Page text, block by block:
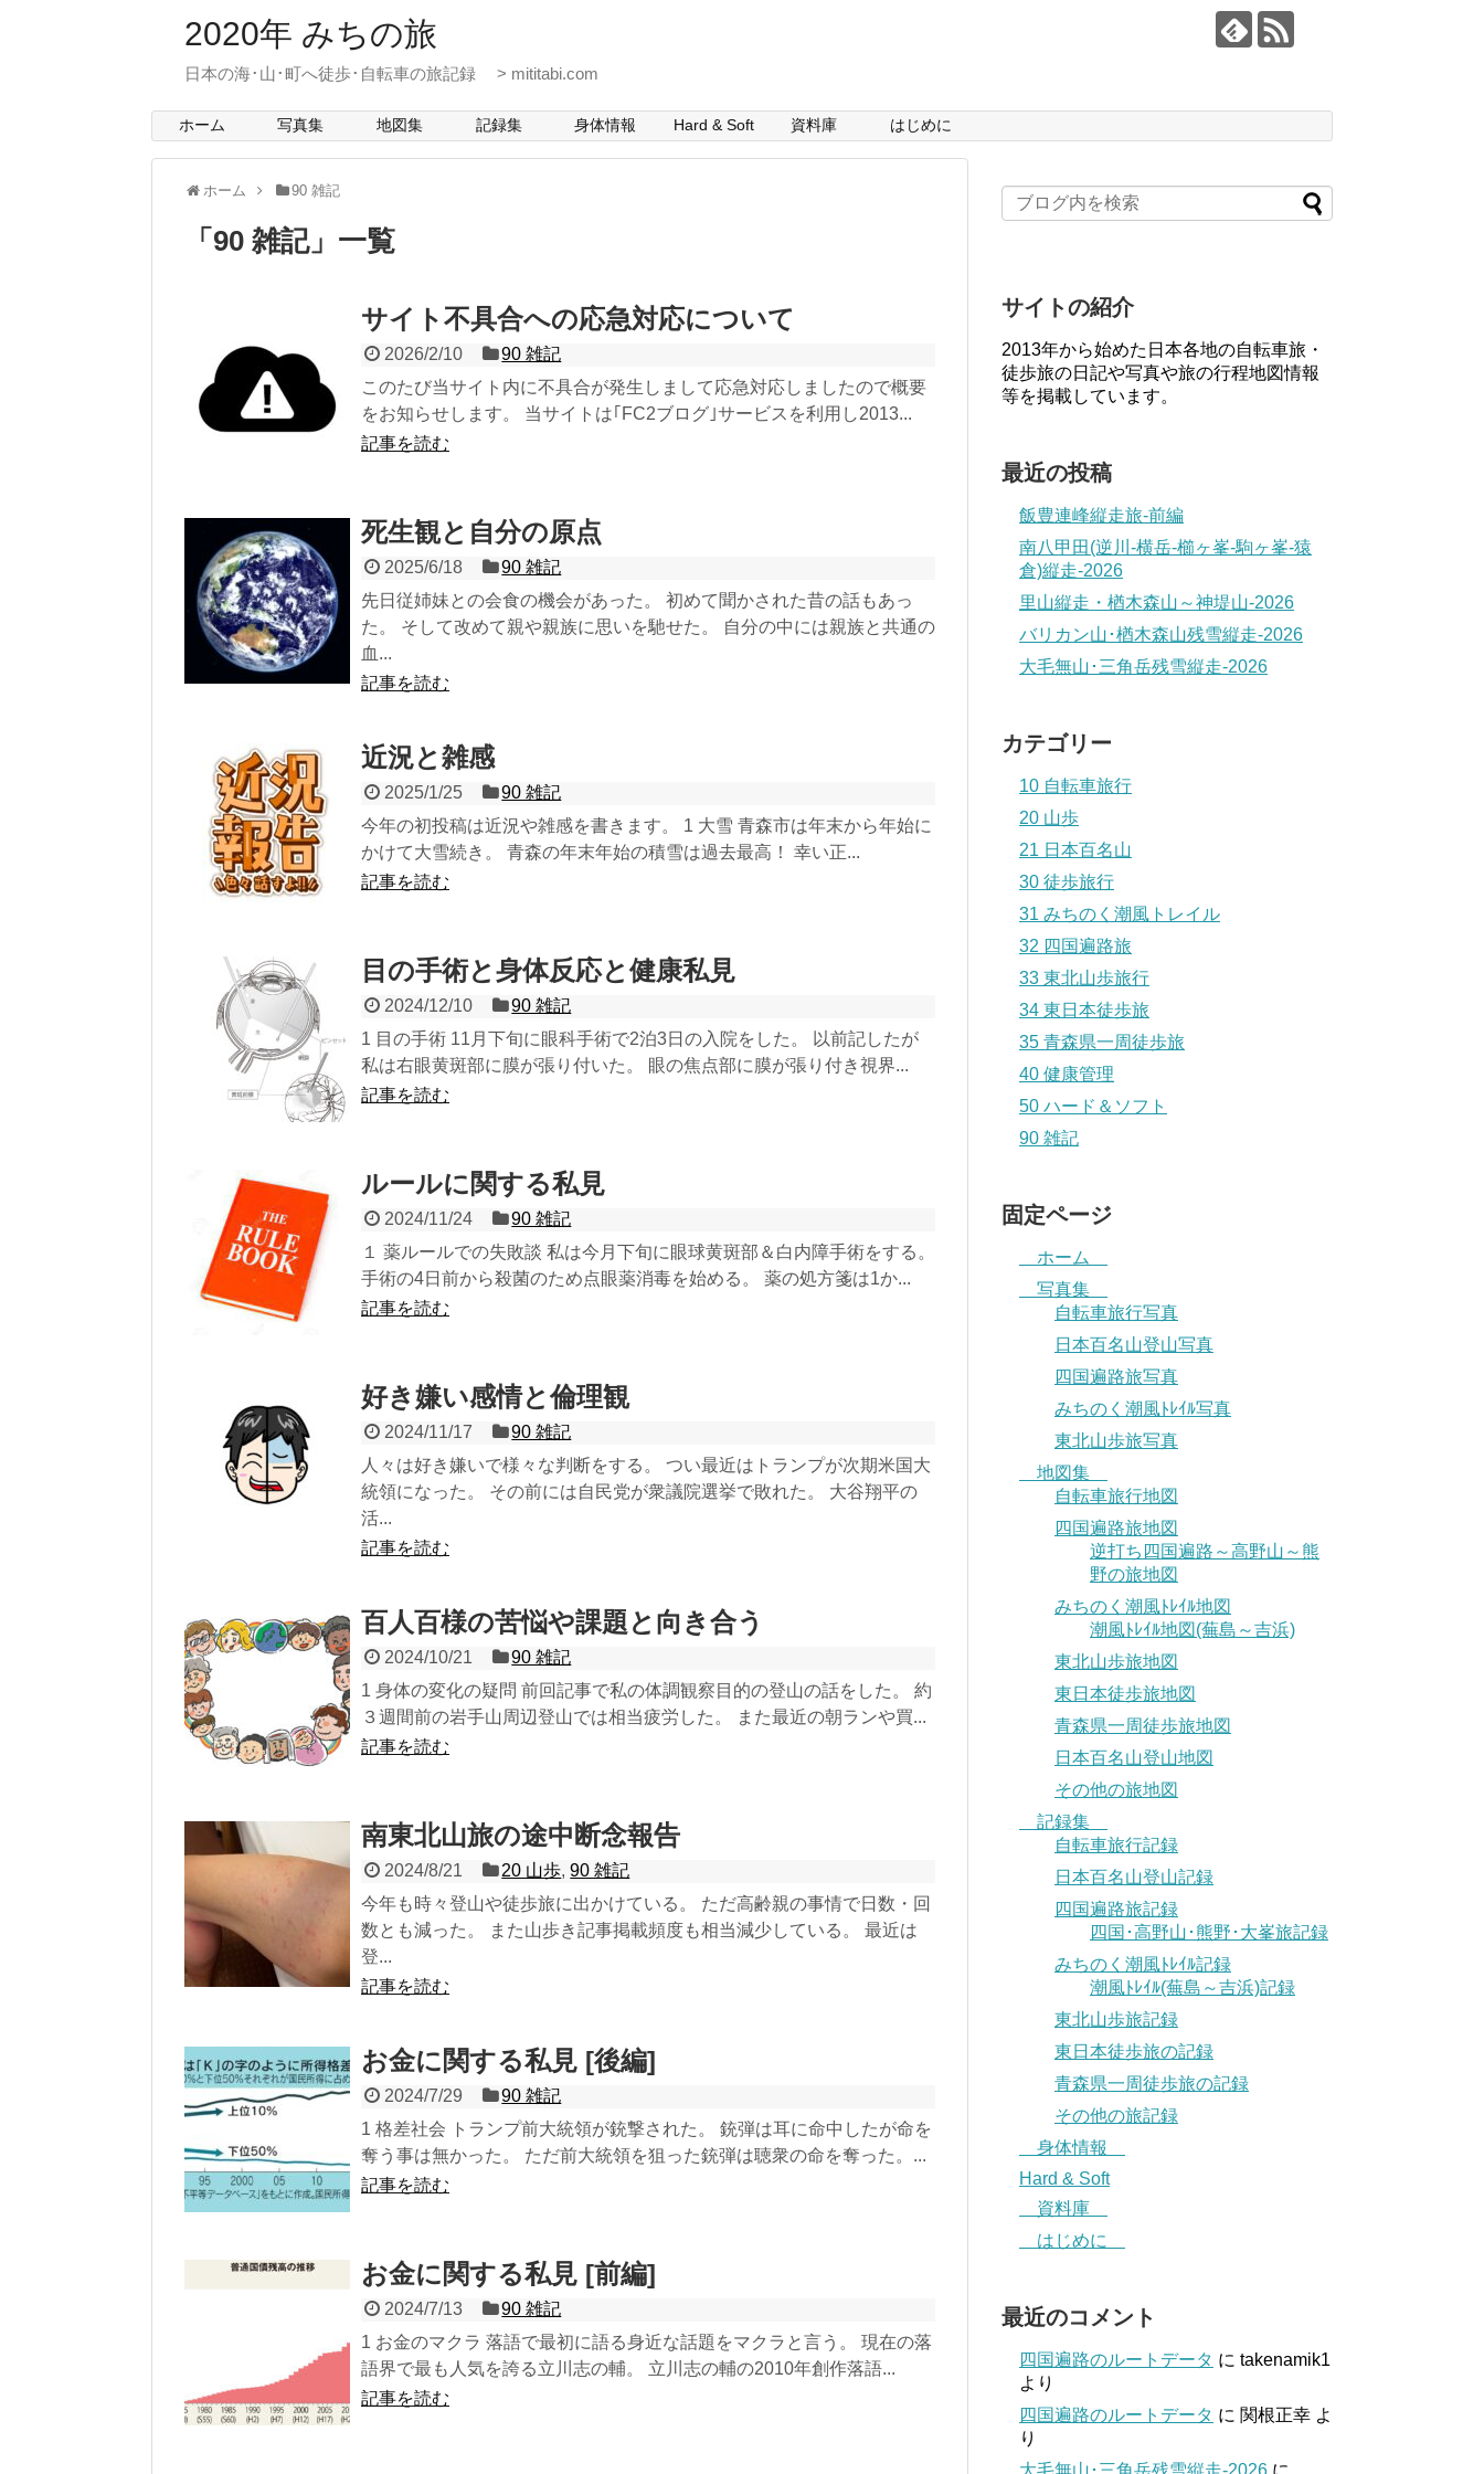
2020年 みちの旅
日本の海･山･町へ徒歩･自転車の旅記録 > mititabi.com
ホーム 写真集 地図集 記録集 身体情報 Hard & Soft 資料庫 はじめに
ホーム 90 雑記
「 90 雑記」 一覧
サイト不具合への応急対応について
2026/2/10
90 雑記
このたび当サイト内に不具合が発生しまして応急対応しましたので概要
をお知らせします。 当サイトは｢FC2ブログ｣サービスを利用し2013...
記事を読む
死生観と自分の原点
2025/6/18
90 雑記
先日従姉妹との会食の機会があった。 初めて聞かされた昔の話もあっ
た。 そして改めて親や親族に思いを馳せた。 自分の中には親族と共通の
血...
記事を読む
近況と雑感
2025/1/25
90 雑記
今年の初投稿は近況や雑感を書きます。 1 大雪 青森市は年末から年始に
かけて大雪続き。 青森の年末年始の積雪は過去最高！ 幸い正...
記事を読む
目の手術と身体反応と健康私見
2024/12/10
90 雑記
1 目の手術 11月下旬に眼科手術で2泊3日の入院をした。 以前記したが
私は右眼黄斑部に膜が張り付いた。 眼の焦点部に膜が張り付き視界...
記事を読む
ルールに関する私見
2024/11/24
90 雑記
１ 薬ルールでの失敗談 私は今月下旬に眼球黄斑部＆白内障手術をする。
手術の4日前から殺菌のため点眼薬消毒を始める。 薬の処方箋は1か...
記事を読む
好き嫌い感情と倫理観
2024/11/17
90 雑記
人々は好き嫌いで様々な判断をする。 つい最近はトランプが次期米国大
統領になった。 その前には自民党が衆議院選挙で敗れた。 大谷翔平の
活...
記事を読む
百人百様の苦悩や課題と向き合う
2024/10/21
90 雑記
1 身体の変化の疑問 前回記事で私の体調観察目的の登山の話をした。 約
３週間前の岩手山周辺登山では相当疲労した。 また最近の朝ランや買...
記事を読む
南東北山旅の途中断念報告
2024/8/21 20 山歩,90 雑記
今年も時々登山や徒歩旅に出かけている。 ただ高齢親の事情で日数・回
数とも減った。 また山歩き記事掲載頻度も相当減少している。 最近は
登...
記事を読む
お金に関する私見 [後編]
2024/7/29
90 雑記
1 格差社会 トランプ前大統領が銃撃された。 銃弾は耳に命中したが命を
奪う事は無かった。 ただ前大統領を狙った銃弾は聴衆の命を奪った。...
記事を読む
お金に関する私見 [前編]
2024/7/13
90 雑記
1 お金のマクラ 落語で最初に語る身近な話題をマクラと言う。 現在の落
語界で最も人気を誇る立川志の輔。 立川志の輔の2010年創作落語...
記事を読む
サイトの紹介
2013年から始めた日本各地の自転車旅・
徒歩旅の日記や写真や旅の行程地図情報
等を掲載しています。
最近の投稿
飯豊連峰縦走旅-前編
南八甲田(逆川-横岳-櫛ヶ峯-駒ヶ峯-猿
倉)縦走-2026
里山縦走・楢木森山～神堤山-2026
バリカン山･楢木森山残雪縦走-2026
大毛無山･三角岳残雪縦走-2026
カテゴリー
10 自転車旅行
20 山歩
21 日本百名山
30 徒歩旅行
31 みちのく潮風トレイル
32 四国遍路旅
33 東北山歩旅行
34 東日本徒歩旅
35 青森県一周徒歩旅
40 健康管理
50 ハード＆ソフト
90 雑記
固定ページ
ホーム
写真集
自転車旅行写真
日本百名山登山写真
四国遍路旅写真
みちのく潮風ﾄﾚｲﾙ写真
東北山歩旅写真
地図集
自転車旅行地図
四国遍路旅地図
逆打ち四国遍路～高野山～熊
野の旅地図
みちのく潮風ﾄﾚｲﾙ地図
潮風ﾄﾚｲﾙ地図(蕪島～吉浜)
東北山歩旅地図
東日本徒歩旅地図
青森県一周徒歩旅地図
日本百名山登山地図
その他の旅地図
記録集
自転車旅行記録
日本百名山登山記録
四国遍路旅記録
四国･高野山･熊野･大峯旅記録
みちのく潮風ﾄﾚｲﾙ記録
潮風ﾄﾚｲﾙ(蕪島～吉浜)記録
東北山歩旅記録
東日本徒歩旅の記録
青森県一周徒歩旅の記録
その他の旅記録
身体情報
Hard & Soft
資料庫
はじめに
最近のコメント
四国遍路のルートデータ に takenamik1
より
四国遍路のルートデータ に 関根正幸 よ
り